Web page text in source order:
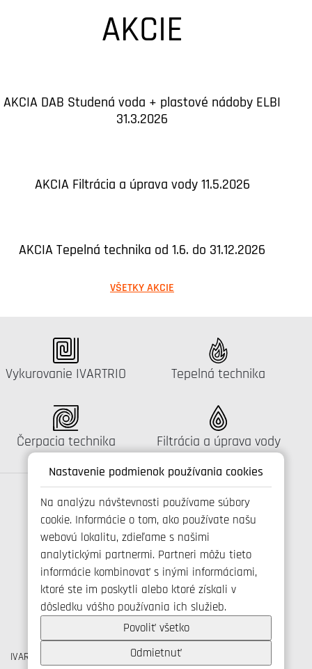
Nastavenie podmienok používania cookies
Na analýzu návštevnosti používame súbory
cookie. Informácie o tom, ako používate našu
webovú lokalitu, zdieľame s našimi
analytickými partnermi. Partneri môžu tieto
informácie kombinovať s inými informáciami,
ktoré ste im poskytli alebo ktoré získali v
dôsledku vášho používania ich služieb.
Povoliť všetko
Odmietnuť
AKCIE
AKCIA DAB Studená voda + plastové nádoby ELBI
31.3.2026
AKCIA Filtrácia a úprava vody 11.5.2026
AKCIA Tepelná technika od 1.6. do 31.12.2026
VŠETKY AKCIE
Katalógus:
Vykurovanie IVARTRIO Katalógus:
Tepelná technika
Katalógus:
Čerpacia technika Katalógus:
Filtrácia a úprava vody
Spojte se s námi
+421 346 214 431
info@ivarsk.sk
Ochrana osobných údajov
Cookies
IVAR CS spol. s r.o., Velvarská 9, Podhořany, 277 51 Nelahozeves